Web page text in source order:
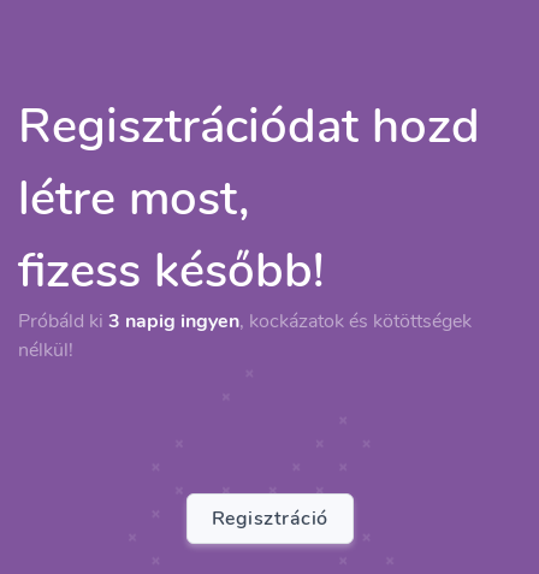
Regisztrációdat hozd
létre most,
fizess később!
Próbáld ki 3 napig ingyen, kockázatok és kötöttségek
nélkül!
Regisztráció